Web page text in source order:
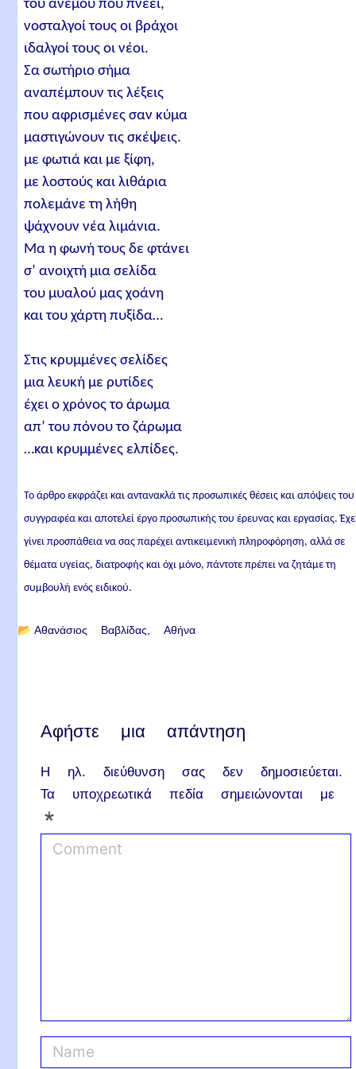
του ανέμου που πνέει,
νοσταλγοί τους οι βράχοι
ιδαλγοί τους οι νέοι.
Σα σωτήριο σήμα
αναπέμπουν τις λέξεις
που αφρισμένες σαν κύμα
μαστιγώνουν τις σκέψεις.
με φωτιά και με ξίφη,
με λοστούς και λιθάρια
πολεμάνε τη λήθη
ψάχνουν νέα λιμάνια.
Μα η φωνή τους δε φτάνει
σ’ ανοιχτή μια σελίδα
του μυαλού μας χοάνη
και του χάρτη πυξίδα…
Στις κρυμμένες σελίδες
μια λευκή με ρυτίδες
έχει ο χρόνος το άρωμα
απ’ του πόνου το ζάρωμα
…και κρυμμένες ελπίδες.
Το άρθρο εκφράζει και αντανακλά τις προσωπικές θέσεις και απόψεις του
συγγραφέα και αποτελεί έργο προσωπικής του έρευνας και εργασίας.
γίνει προσπάθεια να σας παρέχει αντικειμενική πληροφόρηση, αλλά σε
θέματα υγείας, διατροφής και όχι μόνο, πάντοτε πρέπει να ζητάμε τη
συμβουλή ενός ειδικού.
📂 Αθανάσιος Βαβλίδας Αθήνα
Αφήστε μια απάντηση
Η ηλ. διεύθυνση σας δεν δημοσιεύεται.
Τα υποχρεωτικά πεδία σημειώνονται με
*